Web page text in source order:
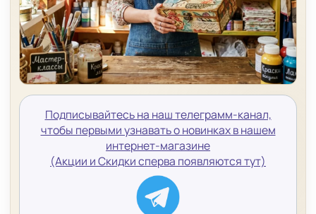
Подписывайтесь на наш телеграмм-канал,
чтобы первыми узнавать о новинках в нашем
интернет-магазине
(Акции и Скидки сперва появляются тут)